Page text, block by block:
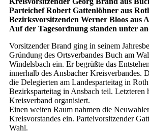
Parteichef Robert Gattenlöhner aus
Bezirksvorsitzenden Werner Bloos aus
Auf der Tagesordnung standen unter
Vorsitzender Brand ging in seinem
Gründung des Ortsverbandes Buch am
Windelsbach ein. Er begrüßte das
innerhalb des Ansbacher Kreisverbandes.
die Delegierten am Landesparteitag in
Bezirksparteitag in Ansbach teil. Letzteren
Kreisverband organisiert.
Einen weiten Raum nahmen die
Kreisvorstandes ein. Parteivorsitzender
Wahl.